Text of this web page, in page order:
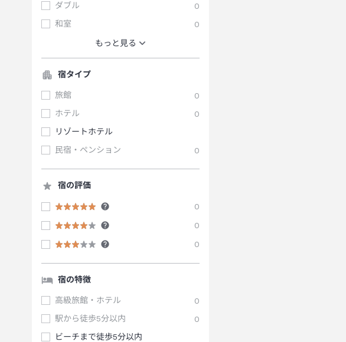
ダブル
0
和室
0
もっと見る
宿タイプ
旅館
0
ホテル
0
リゾートホテル
民宿・ペンション
0
宿の評価
0
0
0
宿の特徴
高級旅館・ホテル
0
駅から徒歩5分以内
0
ビーチまで徒歩5分以内